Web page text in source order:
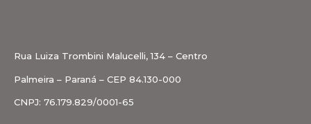
Rua Luiza Trombini Malucelli, 134 – Centro
Palmeira – Paraná – CEP 84.130-000
CNPJ: 76.179.829/0001-65